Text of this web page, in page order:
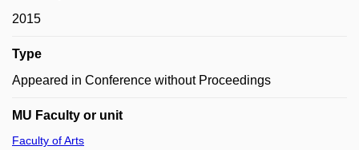
2015
Type
Appeared in Conference without Proceedings
MU Faculty or unit
Faculty of Arts